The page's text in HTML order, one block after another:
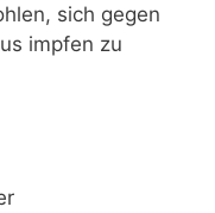
sich gegen
impfen zu